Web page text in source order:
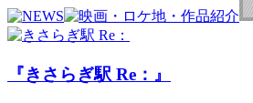
『きさらぎ駅 Re：』